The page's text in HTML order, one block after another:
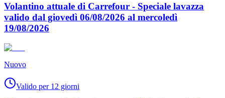
Volantino attuale di Carrefour - Speciale lavazza
valido dal giovedì 06/08/2026 al mercoledì
19/08/2026
Nuovo
Valido per 12 giorni